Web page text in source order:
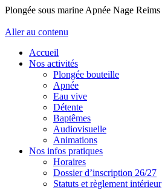
Plongée sous marine Apnée Nage Reims
Aller au contenu
Accueil
Nos activités
Plongée bouteille
Apnée
Eau vive
Détente
Baptêmes
Audiovisuelle
Animations
Nos infos pratiques
Horaires
Dossier d’inscription 26/27
Statuts et règlement intérieur